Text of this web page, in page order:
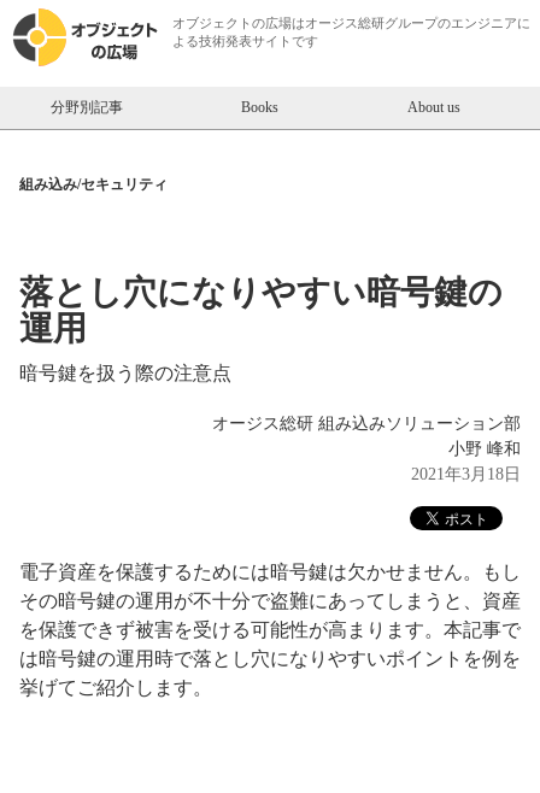
オブジェクトの広場はオージス総研グループのエンジニアに
よる技術発表サイトです
分野別記事 Books About us
組み込み/セキュリティ
落とし穴になりやすい暗号鍵の
運用
暗号鍵を扱う際の注意点
オージス総研 組み込みソリューション部
小野 峰和
2021年3月18日
電子資産を保護するためには暗号鍵は欠かせません。もし
その暗号鍵の運用が不十分で盗難にあってしまうと、資産
を保護できず被害を受ける可能性が高まります。本記事で
は暗号鍵の運用時で落とし穴になりやすいポイントを例を
挙げてご紹介します。